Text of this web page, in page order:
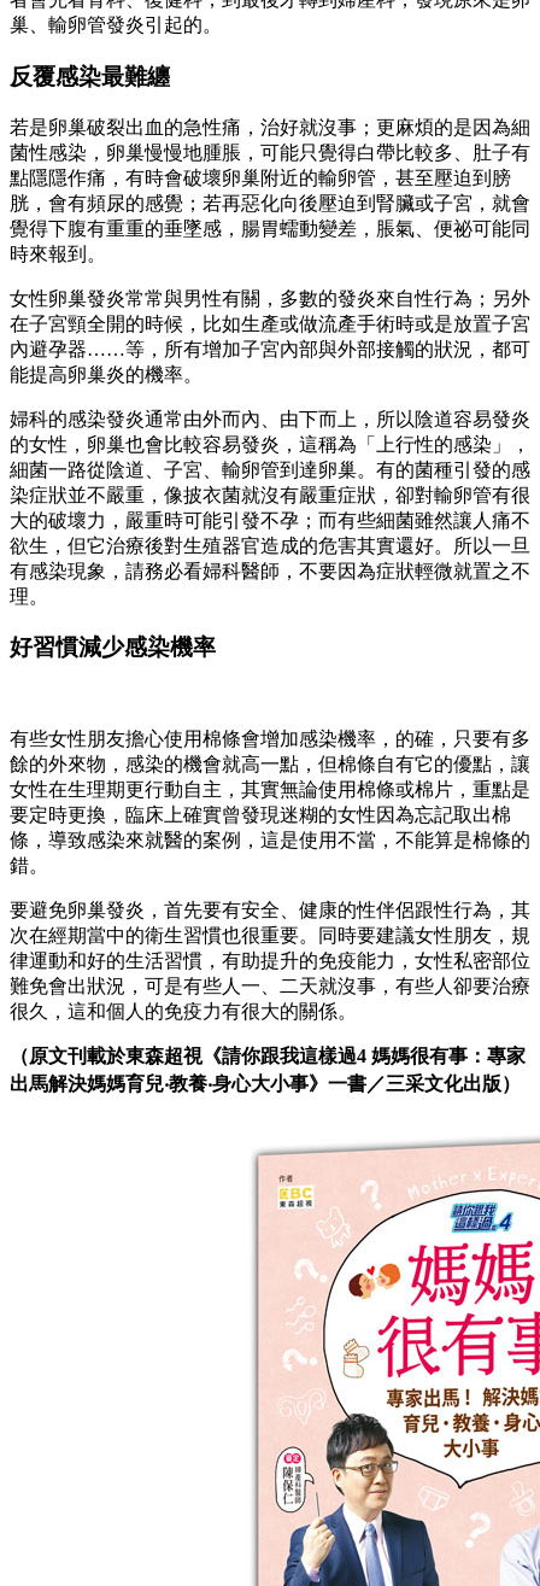
巢、輸卵管發炎引起的。
反覆感染最難纏
若是卵巢破裂出血的急性痛，治好就沒事；更麻煩的是因為細
菌性感染，卵巢慢慢地腫脹，可能只覺得白帶比較多、肚子有
點隱隱作痛，有時會破壞卵巢附近的輸卵管，甚至壓迫到膀
胱，會有頻尿的感覺；若再惡化向後壓迫到腎臟或子宮，就會
覺得下腹有重重的垂墜感，腸胃蠕動變差，脹氣、便祕可能同
時來報到。
女性卵巢發炎常常與男性有關，多數的發炎來自性行為；另外
在子宮頸全開的時候，比如生產或做流產手術時或是放置子宮
內避孕器……等，所有增加子宮內部與外部接觸的狀況，都可
能提高卵巢炎的機率。
婦科的感染發炎通常由外而內、由下而上，所以陰道容易發炎
的女性，卵巢也會比較容易發炎，這稱為「上行性的感染」，
細菌一路從陰道、子宮、輸卵管到達卵巢。有的菌種引發的感
染症狀並不嚴重，像披衣菌就沒有嚴重症狀，卻對輸卵管有很
大的破壞力，嚴重時可能引發不孕；而有些細菌雖然讓人痛不
欲生，但它治療後對生殖器官造成的危害其實還好。所以一旦
有感染現象，請務必看婦科醫師，不要因為症狀輕微就置之不
理。
好習慣減少感染機率
有些女性朋友擔心使用棉條會增加感染機率，的確，只要有多
餘的外來物，感染的機會就高一點，但棉條自有它的優點，讓
女性在生理期更行動自主，其實無論使用棉條或棉片，重點是
要定時更換，臨床上確實曾發現迷糊的女性因為忘記取出棉
條，導致感染來就醫的案例，這是使用不當，不能算是棉條的
錯。
要避免卵巢發炎，首先要有安全、健康的性伴侶跟性行為，其
次在經期當中的衛生習慣也很重要。同時要建議女性朋友，規
律運動和好的生活習慣，有助提升的免疫能力，女性私密部位
難免會出狀況，可是有些人一、二天就沒事，有些人卻要治療
很久，這和個人的免疫力有很大的關係。
（原文刊載於東森超視《請你跟我這樣過4 媽媽很有事：專家
出馬解決媽媽育兒‧教養‧身心大小事》一書／三采文化出版）